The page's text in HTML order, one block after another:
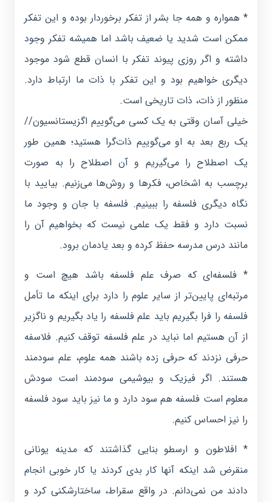
* همواره و همه جا بشر از تفکر برخوردار بوده و این تفکر
ممکن است شدید یا ضعیف باشد اما همیشه تفکر وجود
داشته و اگر روزی پیوند تفکر با انسان قطع شود موجود
دیگری خواهیم بود و این تفکر با ذات ما ارتباط دارد.
منظور از ذات، ذات تاریخی است.
خیلی آسان وقتی به یک کسی می‌گوییم اگزیستانسیون//
یک ربع بعد به او می‌گوییم ذات‌گرا هستید؛ همین طور
یک اصطلاح را می‌گیریم و آن اصطلاح را به صورت
برچسب به اشخاص، فکرها و روش‌ها می‌زنیم. بیایید با
نگاه دیگری فلسفه را ببینیم. فلسفه با جان و وجود ما
نسبت دارد و فقط یک علمی نیست که بخواهیم آن را
مانند درس مدرسه حفظ کرده و بعد یادمان برود.
* فلسفه‌ای که صرف علم فلسفه باشد هیچ است و
مرتبه‌ای پایین‌تر از سایر علوم را دارد برای اینکه ما تأمل
فلسفه را فرا بگیریم باید علم فلسفه را یاد بگیریم و ناگزیر
از آن هستیم اما نباید در علم فلسفه توقف کنیم. فلاسفه
حرفی نزدند که حرفی زده باشند همه علوم، علم سودمند
هستند. اگر فیزیک و بیوشیمی سودمند است سودش
معلوم است فلسفه هم سود دارد و ما نیز باید سود فلسفه
را نیز احساس کنیم.
* افلاطون و ارسطو بنایی گذاشتند که مدینه یونانی
منقرض شد اینکه آنها کار بدی کردند یا کار خوبی انجام
دادند من نمی‌دانم. در واقع سقراط، ساختارشکنی کرد و